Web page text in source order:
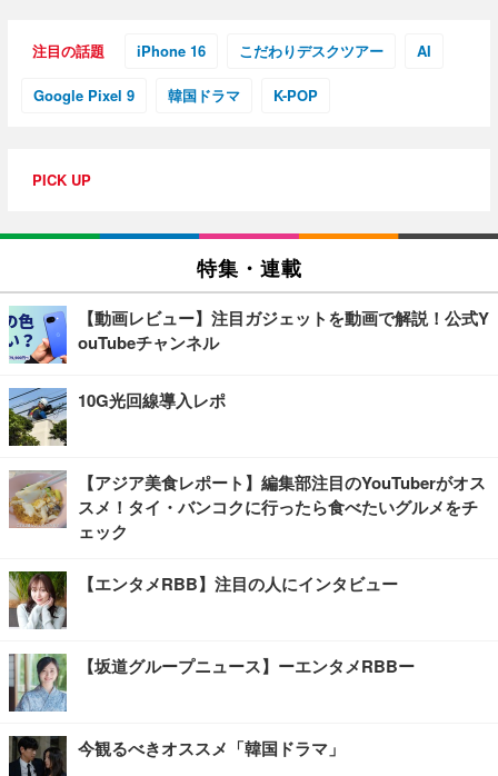
注目の話題 iPhone 16 こだわりデスクツアー AI
Google Pixel 9 韓国ドラマ K-POP
PICK UP
特集・連載
【動画レビュー】注目ガジェットを動画で解説！公式Y
ouTubeチャンネル
10G光回線導入レポ
【アジア美食レポート】編集部注目のYouTuberがオス
スメ！タイ・バンコクに行ったら食べたいグルメをチ
ェック
【エンタメRBB】注目の人にインタビュー
【坂道グループニュース】ーエンタメRBBー
今観るべきオススメ「韓国ドラマ」